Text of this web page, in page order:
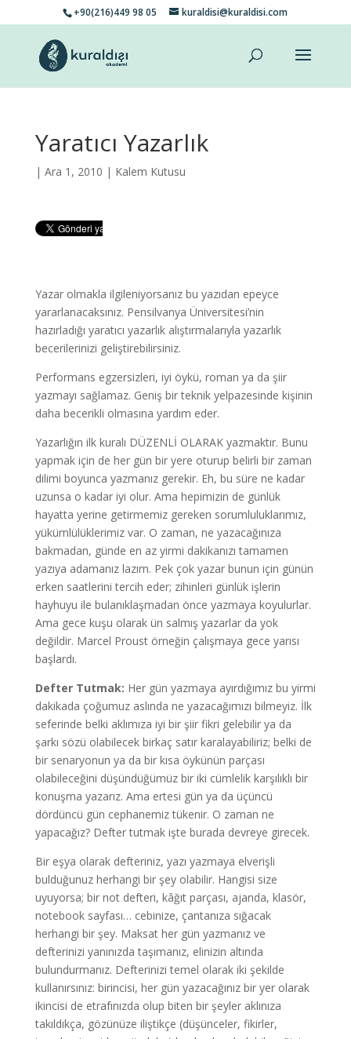
+90(216)449 98 05 kuraldisi@kuraldisi.com
Yaratıcı Yazarlık
| Ara 1, 2010 | Kalem Kutusu
Yazar olmakla ilgileniyorsanız bu yazıdan epeyce
yararlanacaksınız. Pensilvanya Üniversitesi’nin
hazırladığı yaratıcı yazarlık alıştırmalarıyla yazarlık
becerilerinizi geliştirebilirsiniz.
Performans egzersizleri, iyi öykü, roman ya da şiir
yazmayı sağlamaz. Geniş bir teknik yelpazesinde kişinin
daha becerikli olmasına yardım eder.
Yazarlığın ilk kuralı DÜZENLİ OLARAK yazmaktır. Bunu
yapmak için de her gün bir yere oturup belirli bir zaman
dilimi boyunca yazmanız gerekir. Eh, bu süre ne kadar
uzunsa o kadar iyi olur. Ama hepimizin de günlük
hayatta yerine getirmemiz gereken sorumluluklarımız,
yükümlülüklerimiz var. O zaman, ne yazacağınıza
bakmadan, günde en az yirmi dakikanızı tamamen
yazıya adamanız lazım. Pek çok yazar bunun için günün
erken saatlerini tercih eder; zihinleri günlük işlerin
hayhuyu ile bulanıklaşmadan önce yazmaya koyulurlar.
Ama gece kuşu olarak ün salmış yazarlar da yok
değildir. Marcel Proust örneğin çalışmaya gece yarısı
başlardı.
Defter Tutmak: Her gün yazmaya ayırdığımız bu yirmi
dakikada çoğumuz aslında ne yazacağımızı bilmeyiz. İlk
seferinde belki aklımıza iyi bir şiir fikri gelebilir ya da
şarkı sözü olabilecek birkaç satır karalayabiliriz; belki de
bir senaryonun ya da bir kısa öykünün parçası
olabileceğini düşündüğümüz bir iki cümlelik karşılıklı bir
konuşma yazarız. Ama ertesi gün ya da üçüncü
dördüncü gün cephanemiz tükenir. O zaman ne
yapacağız? Defter tutmak işte burada devreye girecek.
Bir eşya olarak defteriniz, yazı yazmaya elverişli
bulduğunuz herhangi bir şey olabilir. Hangisi size
uyuyorsa; bir not defteri, kâğıt parçası, ajanda, klasör,
notebook sayfası… cebinize, çantanıza sığacak
herhangi bir şey. Maksat her gün yazmanız ve
defterinizi yanınızda taşımanız, elinizin altında
bulundurmanız. Defterinizi temel olarak iki şekilde
kullanırsınız: birincisi, her gün yazacağınız bir yer olarak
ikincisi de etrafınızda olup biten bir şeyler aklınıza
takıldıkça, gözünüze iliştikçe (düşünceler, fikirler,